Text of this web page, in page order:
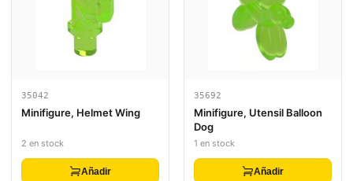
35042
Minifigure, Helmet Wing
2 en stock
Añadir
35692
Minifigure, Utensil Balloon
Dog
1 en stock
Añadir